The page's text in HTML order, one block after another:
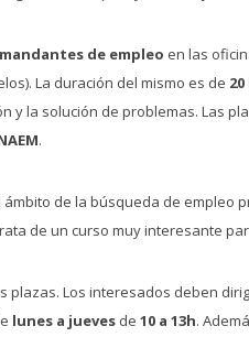
de empleo en las
La duración del mismo es de
la solución de problemas. Las
.
de la búsqueda de empleo
de un curso muy interesante
plazas. Los interesados deben
lunes a jueves de 10 a 13h.